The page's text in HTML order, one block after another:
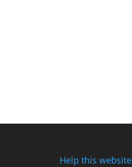
Help this website